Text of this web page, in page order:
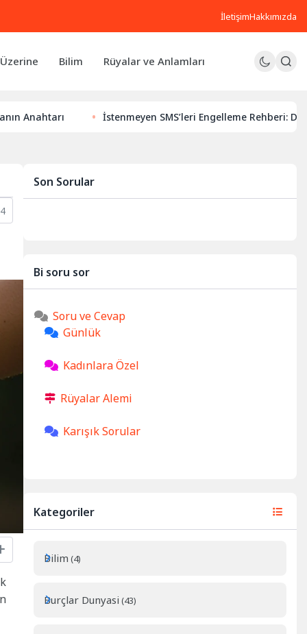
İletişimHakkımızda
Bilim Rüyalar ve Anlamları
İstenmeyen SMS’leri Engelleme Rehberi: Dijital
Son Sorular
Bi soru sor
Soru ve Cevap
Günlük
Kadınlara Özel
Rüyalar Alemi
Karışık Sorular
Kategoriler
Bilim (4)
Burçlar Dunyasi (43)